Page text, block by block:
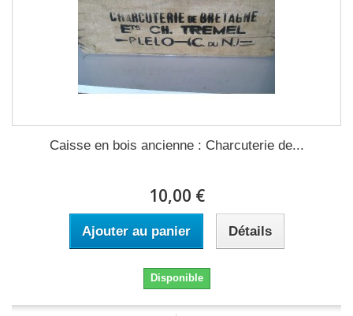
Caisse en bois ancienne : Charcuterie de...
10,00 €
Ajouter au panier Détails
Disponible